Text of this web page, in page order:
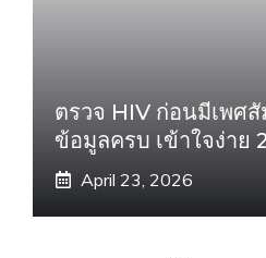
ตรวจ HIV ก่อนมีเพศ
ข้อมูลครบ เข้าใจง่าย
April 23, 2026